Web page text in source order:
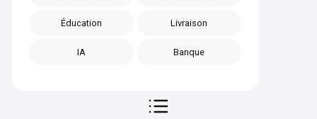
Éducation Livraison
IA Banque